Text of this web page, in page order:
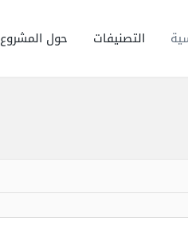
التصنيفات حول المشروع